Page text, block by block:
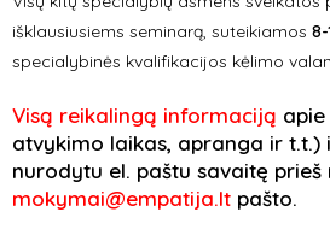
išklausiusiems seminarą, suteikiamos
specialybinės kvalifikacijos kėlimo
Visą reikalingą informaciją
atvykimo laikas, apranga ir t.t.)
nurodytu el. paštu savaitę prieš
mokymai@empatija.lt pašto.